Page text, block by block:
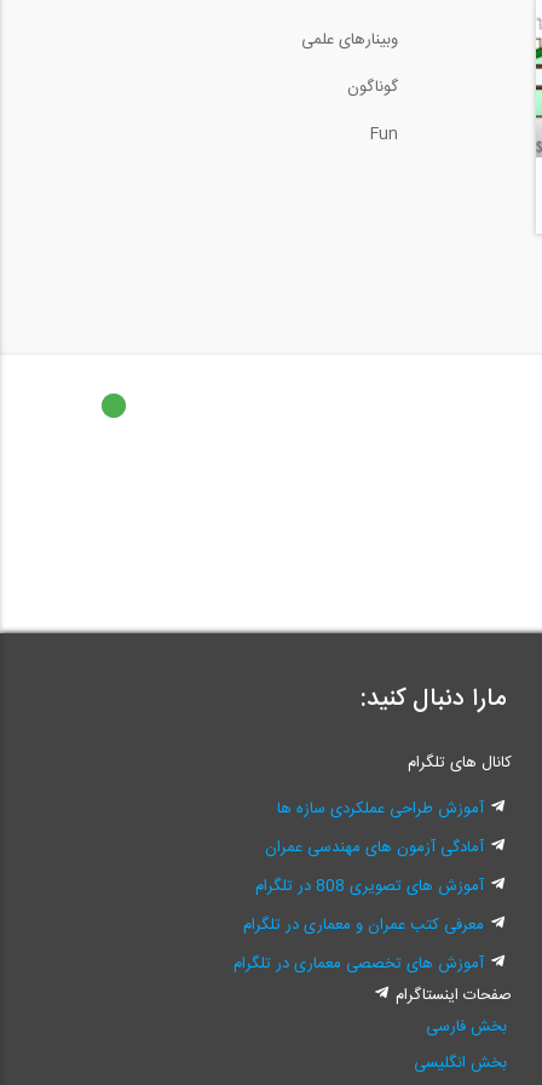
وبینارهای علمی
گوناگون
Fun
مارا دنبال کنید:
کانال های تلگرام
آموزش طراحی عملکردی سازه ها
آمادگی آزمون های مهندسی عمران
آموزش های تصویری 808 در تلگرام
معرفی کتب عمران و معماری در تلگرام
آموزش های تخصصی معماری در تلگرام
صفحات اینستاگرام
بخش فارسی
بخش انگلیسی